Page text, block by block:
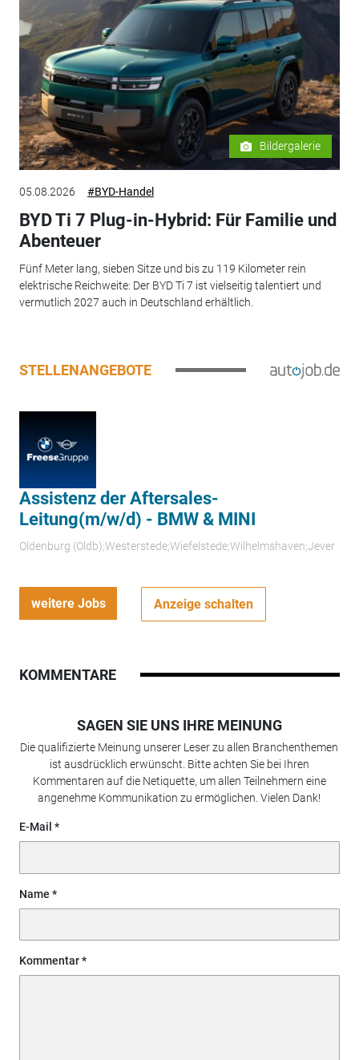
Bildergalerie
05.08.2026 #BYD-Handel
BYD Ti 7 Plug-in-Hybrid: Für Familie und
Abenteuer
Fünf Meter lang, sieben Sitze und bis zu 119 Kilometer rein
elektrische Reichweite: Der BYD Ti 7 ist vielseitig talentiert und
vermutlich 2027 auch in Deutschland erhältlich.
STELLENANGEBOTE
Assistenz der Aftersales-
Leitung(m/w/d) - BMW & MINI
Oldenburg (Oldb);Westerstede;Wiefelstede;Wilhelmshaven;Jever
weitere Jobs Anzeige schalten
KOMMENTARE
SAGEN SIE UNS IHRE MEINUNG
Die qualifizierte Meinung unserer Leser zu allen Branchenthemen
ist ausdrücklich erwünscht. Bitte achten Sie bei Ihren
Kommentaren auf die Netiquette, um allen Teilnehmern eine
angenehme Kommunikation zu ermöglichen. Vielen Dank!
E-Mail
Name
Kommentar